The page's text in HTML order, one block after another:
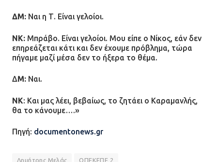
ΔΜ: Ναι η Τ. Είναι γελοίοι.
ΝΚ: Μπράβο. Είναι γελοίοι. Μου είπε ο Νίκος, εάν δεν
επηρεάζεται κάτι και δεν έχουμε πρόβλημα, τώρα
πήγαμε μαζί μέσα δεν το ήξερα το θέμα.
ΔΜ: Ναι.
ΝΚ: Και μας λέει, βεβαίως, το ζητάει ο Καραμανλής,
θα το κάνουμε….»
Πηγή: documentonews.gr
Δημήτρης Μελάς ΟΠΕΚΕΠΕ 2